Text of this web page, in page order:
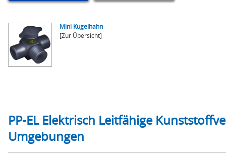
Mini Kugelhahn
[Zur Übersicht]
PP-EL Elektrisch Leitfähige
Umgebungen